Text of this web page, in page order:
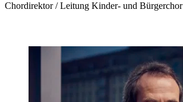
Chordirektor / Leitung Kinder- und Bürgerchor